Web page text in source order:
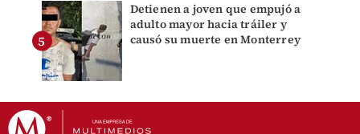
Detienen a joven que empujó a
adulto mayor hacia tráiler y
causó su muerte en Monterrey